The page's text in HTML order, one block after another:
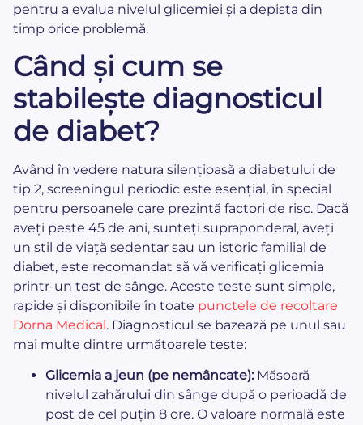
pentru a evalua nivelul glicemiei și a depista din
timp orice problemă.
Când și cum se
stabilește diagnosticul
de diabet?
Având în vedere natura silențioasă a diabetului de
tip 2, screeningul periodic este esențial, în special
pentru persoanele care prezintă factori de risc. Dacă
aveți peste 45 de ani, sunteți supraponderal, aveți
un stil de viață sedentar sau un istoric familial de
diabet, este recomandat să vă verificați glicemia
printr-un test de sânge. Aceste teste sunt simple,
rapide și disponibile în toate punctele de recoltare
Dorna Medical. Diagnosticul se bazează pe unul sau
mai multe dintre următoarele teste:
Glicemia a jeun (pe nemâncate):Măsoară
nivelul zahărului din sânge după o perioadă de
post de cel puțin 8 ore. O valoare normală este